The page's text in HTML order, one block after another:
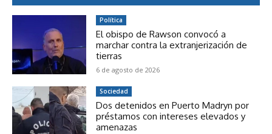
Política
El obispo de Rawson convocó a
marchar contra la extranjerización de
tierras
6 de agosto de 2026
Sociedad
Dos detenidos en Puerto Madryn por
préstamos con intereses elevados y
amenazas